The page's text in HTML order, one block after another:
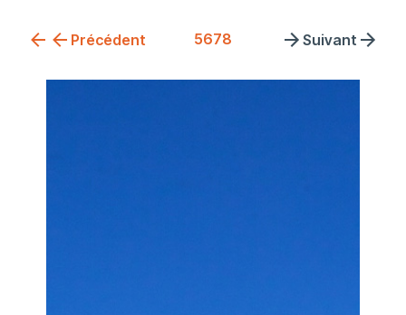
Précédent 5678 Suivant